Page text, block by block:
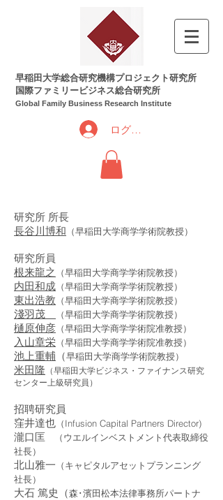
早稲田大学総合研究機構プロジェクト研究所
国際ファミリービジネス総合研究所
Global Family Business Research Institute
ログイン
研究所 所長
長谷川博和 （早稲田大学商学学術院教授）
研究所員
根来龍之
（早稲田大学商学学術院教授）
内田和成 （早稲田大学商学学術院教授）
東出浩教 （早稲田大学商学学術院教授）
淺羽茂 （早稲田大学商学学術院教授）
樋原伸彦 （早稲田大学商学学術院准教授）
入山章栄 （早稲田大学商学学術院准教授）
池上重輔 （早稲田大学商学学術院教授）
米田隆 （早稲田大学ビジネス・ファイナンス研究
センター上級研究員）
招聘研究員
窪井達也 （Infusion Capital Partners Director)
瀧口匡 （ウエルインベストメント代表取締役
社長）
北山雅一 （キャピタルアセットプランニング
社長）
大石 篤史（森･濱田松本法律事務所パートナ